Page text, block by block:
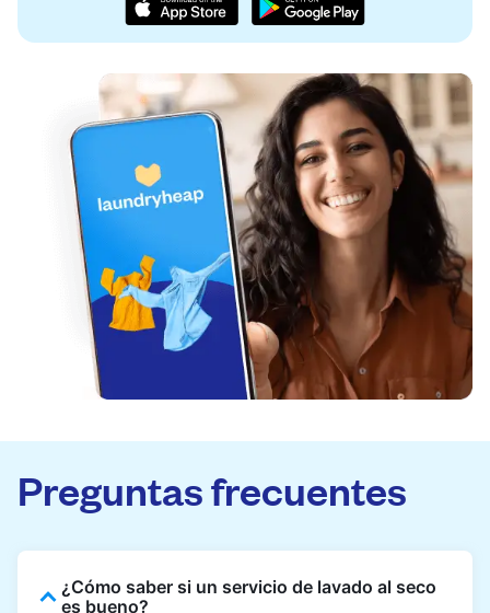
Preguntas frecuentes
¿Cómo saber si un servicio de lavado al seco
es bueno?